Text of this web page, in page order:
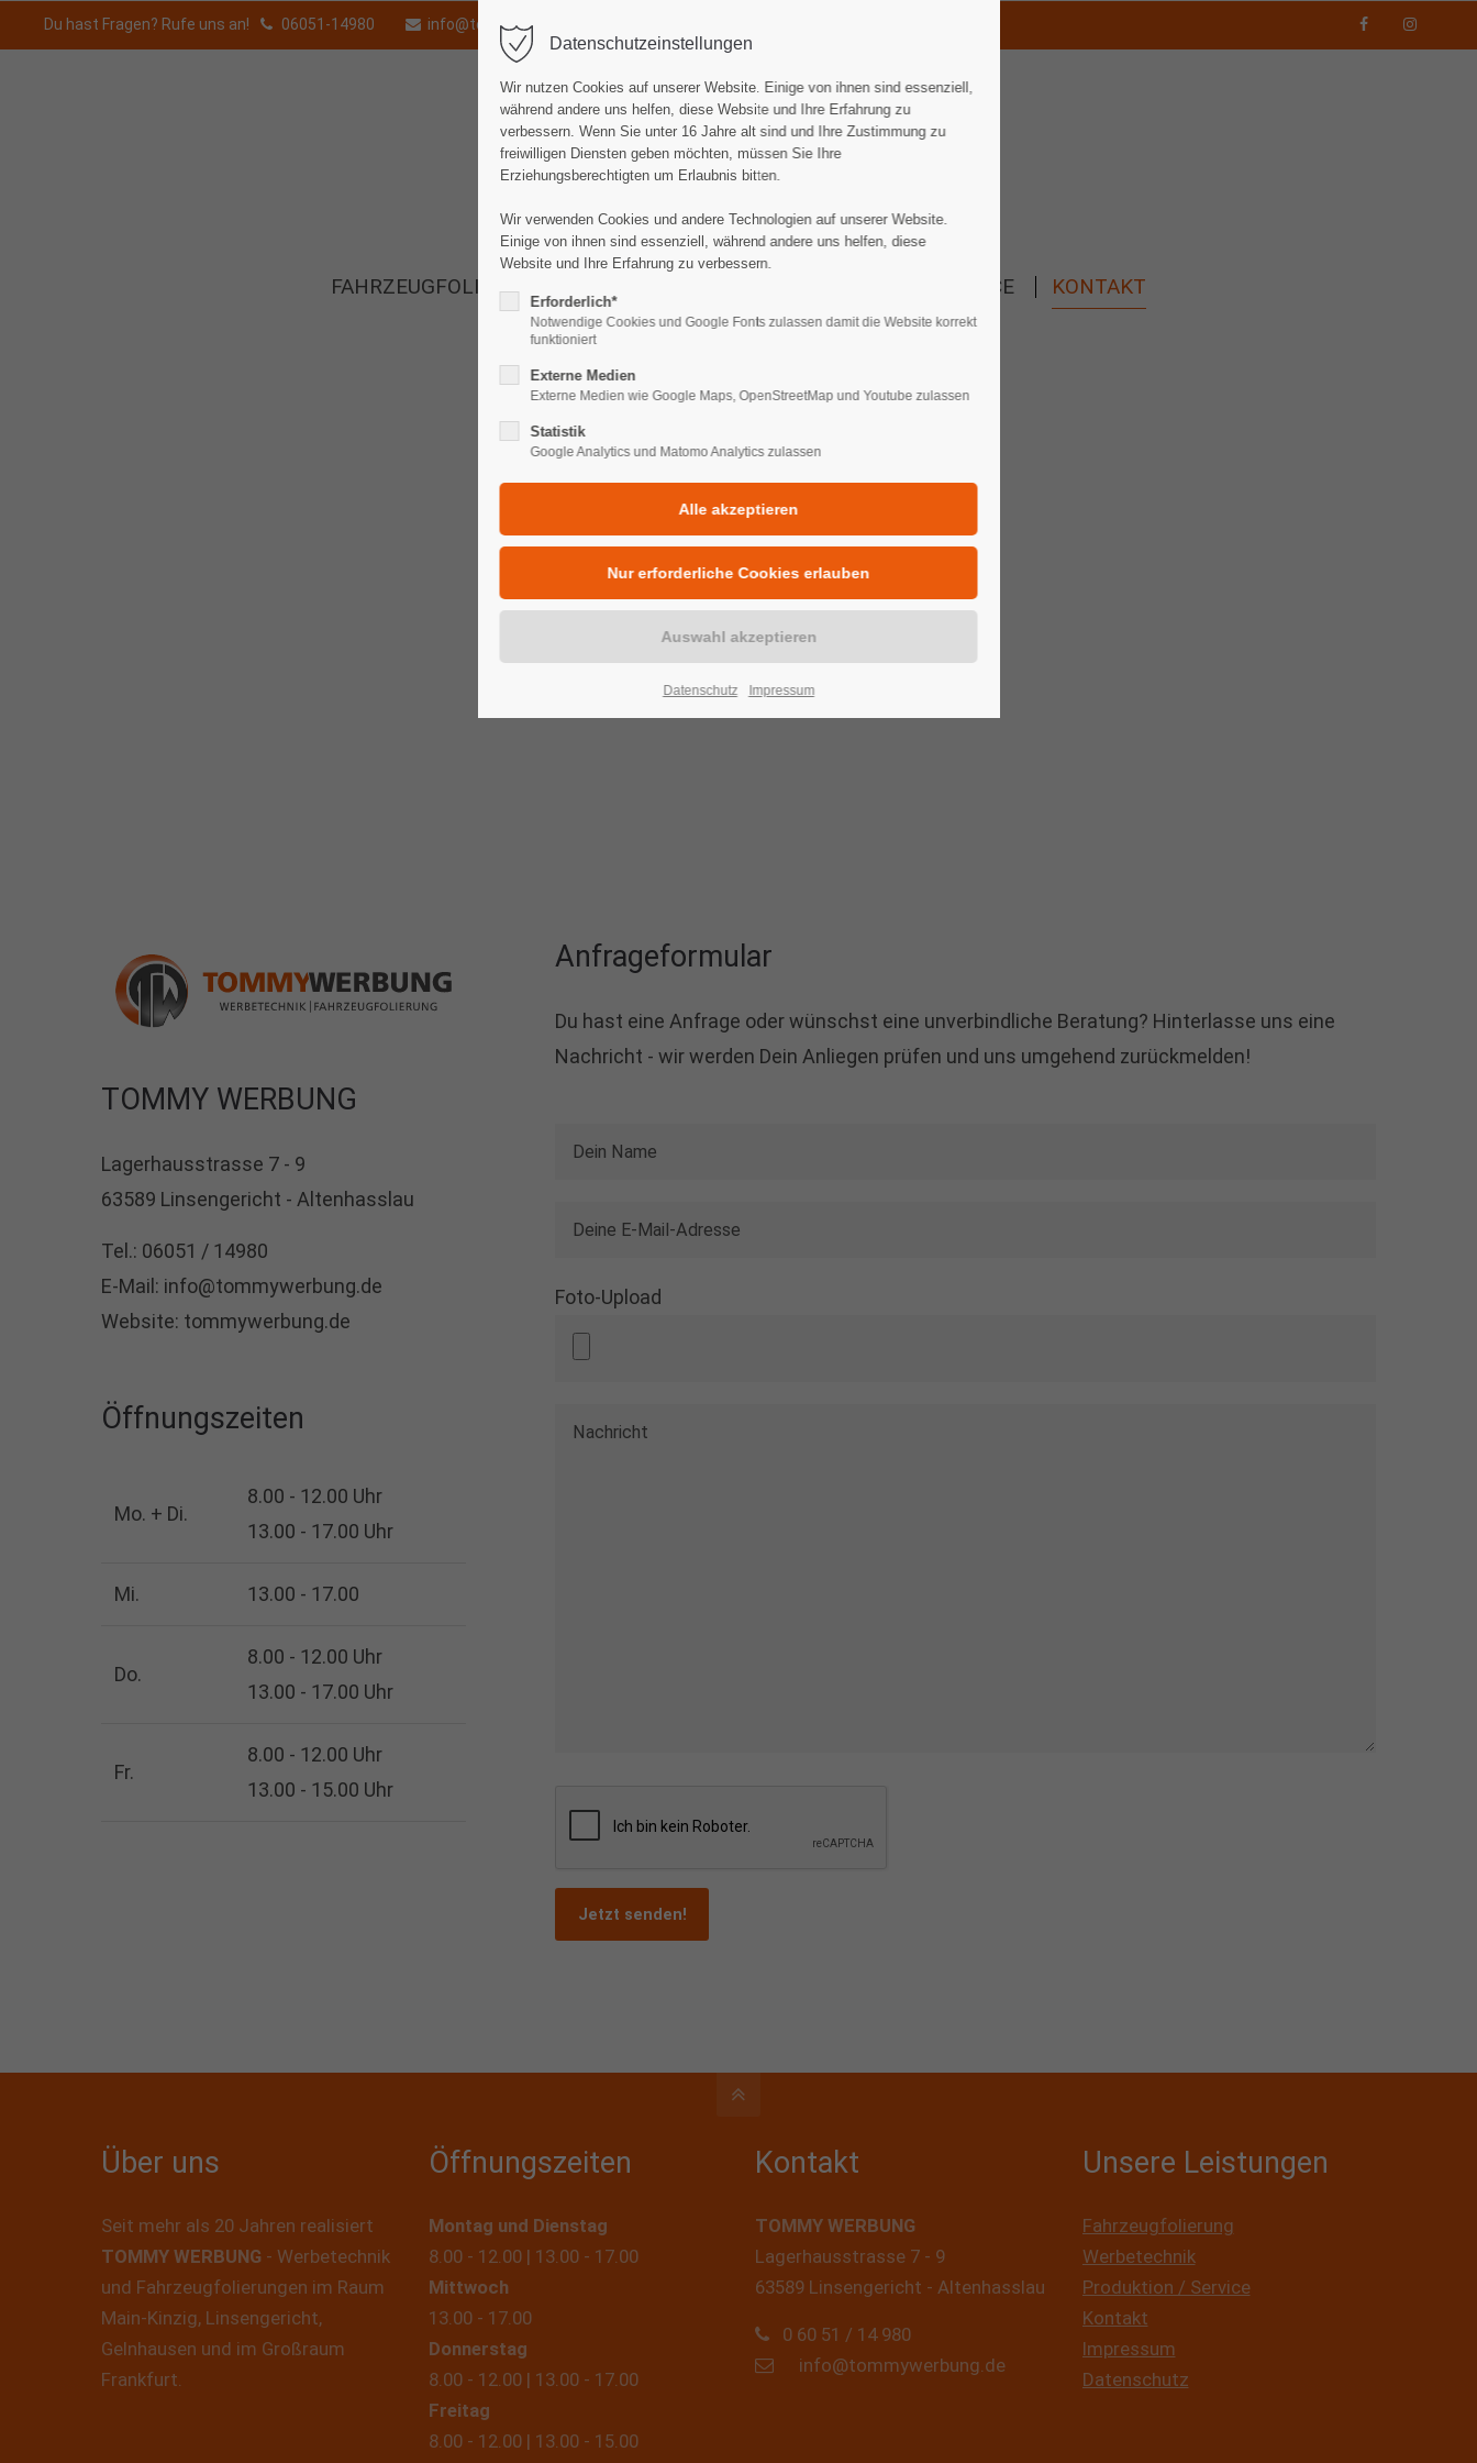
Du hast Fragen? Rufe uns an! 06051-14980 info@tommywerbung.de
FAHRZEUGFOLIERUNG PRODUKTION & SERVICE KONTAKT
TOMMY WERBUNG
Lagerhausstrasse 7 - 9
63589 Linsengericht - Altenhasslau
Tel.: 06051 / 14980
E-Mail: info@tommywerbung.de
Website: tommywerbung.de
Öffnungszeiten
Mo. + Di.
8.00 - 12.00 Uhr
13.00 - 17.00 Uhr
Mi. 13.00 - 17.00
Do.
8.00 - 12.00 Uhr
13.00 - 17.00 Uhr
Fr.
8.00 - 12.00 Uhr
13.00 - 15.00 Uhr
Anfrageformular
Du hast eine Anfrage oder wünschst eine unverbindliche Beratung? Hinterlasse uns eine
Nachricht - wir werden Dein Anliegen prüfen und uns umgehend zurückmelden!
Foto-Upload
Jetzt senden!
Über uns
Seit mehr als 20 Jahren realisiert
TOMMY WERBUNG - Werbetechnik
und Fahrzeugfolierungen im Raum
Main-Kinzig, Linsengericht,
Gelnhausen und im Großraum
Frankfurt.
Öffnungszeiten
Montag und Dienstag
8.00 - 12.00 | 13.00 - 17.00
Mittwoch
13.00 - 17.00
Donnerstag
8.00 - 12.00 | 13.00 - 17.00
Freitag
8.00 - 12.00 | 13.00 - 15.00
Kontakt
TOMMY WERBUNG
Lagerhausstrasse 7 - 9
63589 Linsengericht - Altenhasslau
0 60 51 / 14 980
info@tommywerbung.de
Unsere Leistungen
Fahrzeugfolierung
Werbetechnik
Produktion / Service
Kontakt
Impressum
Datenschutz
Datenschutzeinstellungen
Wir nutzen Cookies auf unserer Website. Einige von ihnen sind essenziell,
während andere uns helfen, diese Website und Ihre Erfahrung zu
verbessern. Wenn Sie unter 16 Jahre alt sind und Ihre Zustimmung zu
freiwilligen Diensten geben möchten, müssen Sie Ihre
Erziehungsberechtigten um Erlaubnis bitten.
Wir verwenden Cookies und andere Technologien auf unserer Website.
Einige von ihnen sind essenziell, während andere uns helfen, diese
Website und Ihre Erfahrung zu verbessern.
Erforderlich*
Notwendige Cookies und Google Fonts zulassen damit die Website korrekt
funktioniert
Externe Medien
Externe Medien wie Google Maps, OpenStreetMap und Youtube zulassen
Statistik
Google Analytics und Matomo Analytics zulassen
Datenschutz Impressum